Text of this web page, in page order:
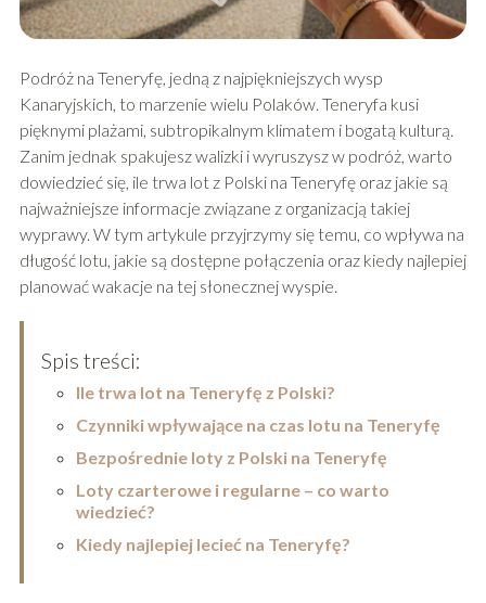
Podróż na Teneryfę, jedną z najpiękniejszych wysp
Kanaryjskich, to marzenie wielu Polaków. Teneryfa kusi
pięknymi plażami, subtropikalnym klimatem i bogatą kulturą.
Zanim jednak spakujesz walizki i wyruszysz w podróż, warto
dowiedzieć się, ile trwa lot z Polski na Teneryfę oraz jakie są
najważniejsze informacje związane z organizacją takiej
wyprawy. W tym artykule przyjrzymy się temu, co wpływa na
długość lotu, jakie są dostępne połączenia oraz kiedy najlepiej
planować wakacje na tej słonecznej wyspie.
Spis treści:
Ile trwa lot na Teneryfę z Polski?
Czynniki wpływające na czas lotu na Teneryfę
Bezpośrednie loty z Polski na Teneryfę
Loty czarterowe i regularne – co warto
wiedzieć?
Kiedy najlepiej lecieć na Teneryfę?